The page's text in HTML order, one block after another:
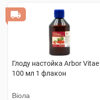
Глоду настойка Arbor Vitae
100 мл 1 флакон
Віола